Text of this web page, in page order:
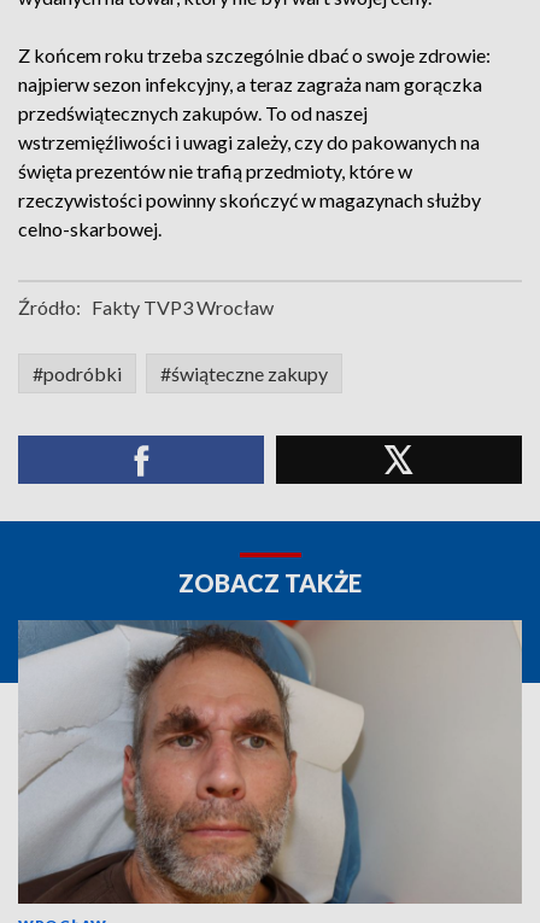
Z końcem roku trzeba szczególnie dbać o swoje zdrowie:
najpierw sezon infekcyjny, a teraz zagraża nam gorączka
przedświątecznych zakupów. To od naszej
wstrzemięźliwości i uwagi zależy, czy do pakowanych na
święta prezentów nie trafią przedmioty, które w
rzeczywistości powinny skończyć w magazynach służby
celno-skarbowej.
Źródło: Fakty TVP3 Wrocław
#podróbki #świąteczne zakupy
ZOBACZ TAKŻE